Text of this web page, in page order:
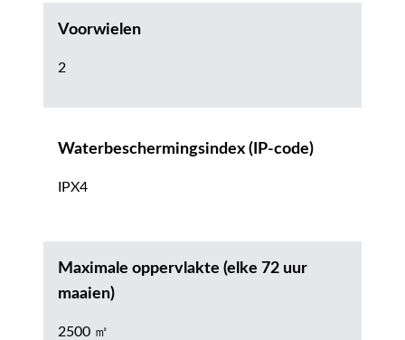
Voorwielen
2
Waterbeschermingsindex (IP-code)
IPX4
Maximale oppervlakte (elke 72 uur
maaien)
2500 ㎡